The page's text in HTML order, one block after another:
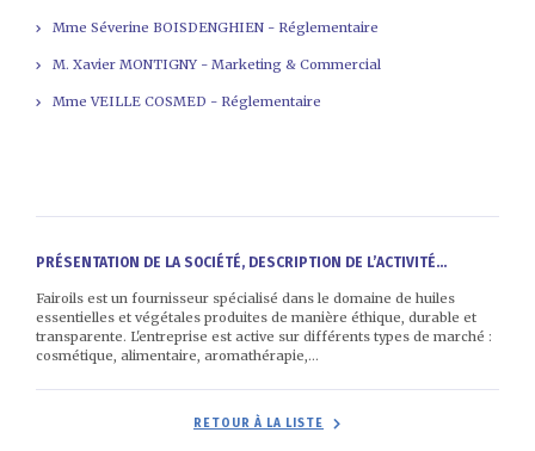
Mme Séverine BOISDENGHIEN - Réglementaire
M. Xavier MONTIGNY - Marketing & Commercial
Mme VEILLE COSMED - Réglementaire
PRÉSENTATION DE LA SOCIÉTÉ, DESCRIPTION DE L’ACTIVITÉ...
Fairoils est un fournisseur spécialisé dans le domaine de huiles
essentielles et végétales produites de manière éthique, durable et
transparente. L'entreprise est active sur différents types de marché :
cosmétique, alimentaire, aromathérapie,...
RETOUR À LA LISTE